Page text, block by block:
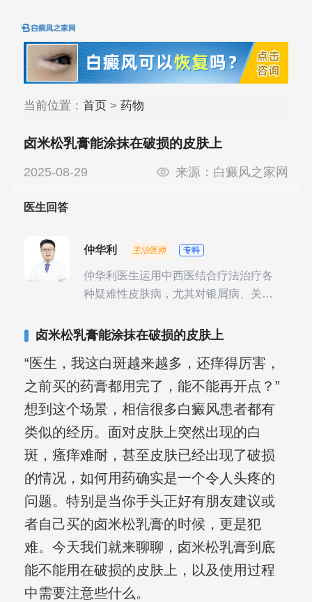
当前位置： 首页> 药物
卤米松乳膏能涂抹在破损的皮肤上
2025-08-29 来源： 白癜风之家网
医生回答
仲华利 主治医师 专科
仲华利医生运用中西医结合疗法治疗各
种疑难性皮肤病，尤其对银屑病、关节
卤米松乳膏能涂抹在破损的皮肤上
“医生，我这白斑越来越多，还痒得厉害，
之前买的药膏都用完了，能不能再开点？”
想到这个场景，相信很多白癜风患者都有
类似的经历。面对皮肤上突然出现的白
斑，瘙痒难耐，甚至皮肤已经出现了破损
的情况，如何用药确实是一个令人头疼的
问题。特别是当你手头正好有朋友建议或
者自己买的卤米松乳膏的时候，更是犯
难。今天我们就来聊聊，卤米松乳膏到底
能不能用在破损的皮肤上，以及使用过程
中需要注意些什么。